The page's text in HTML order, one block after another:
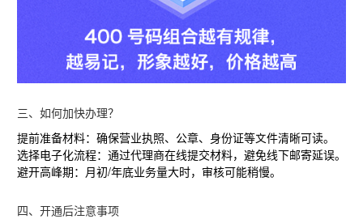
三、如何加快办理？
提前准备材料‌：确保营业执照、公章、身份证等文件清晰可读。
选择电子化流程‌：通过代理商在线提交材料，避免线下邮寄延误。
避开高峰期‌：月初/年底业务量大时，审核可能稍慢。
四、开通后注意事项